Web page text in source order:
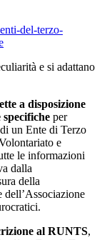
del-terzo-
e si adattano
a disposizione
per
un Ente di Terzo
e
le informazioni
dalla
della
dell’Associazione
al RUNTS,